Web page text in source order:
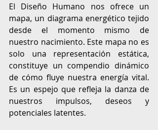
El Diseño Humano nos ofrece un
mapa, un diagrama energético tejido
desde el momento mismo de
nuestro nacimiento. Este mapa no es
solo una representación estática,
constituye un compendio dinámico
de cómo fluye nuestra energía vital.
Es un espejo que refleja la danza de
nuestros impulsos, deseos y
potenciales latentes.